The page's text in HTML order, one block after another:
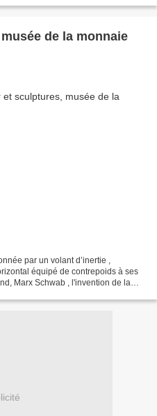
de la monnaie
par un volant d’inertie ,
équipé de contrepoids à ses
Marx Schwab , l'invention de la